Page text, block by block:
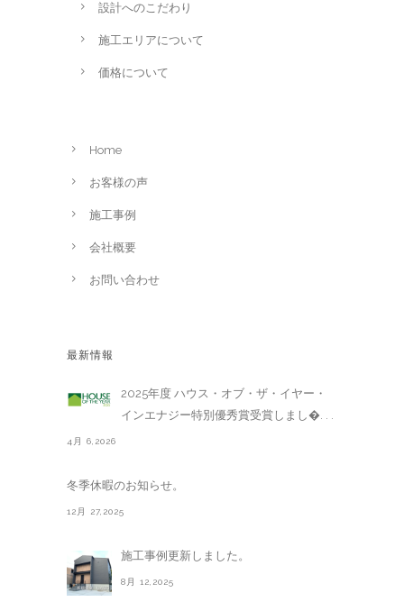
設計へのこだわり
施工エリアについて
価格について
Home
お客様の声
施工事例
会社概要
お問い合わせ
最新情報
2025年度 ハウス・オブ・ザ・イヤー・
インエナジー特別優秀賞受賞しまし�. . .
4月 6,2026
冬季休暇のお知らせ。
12月 27,2025
施工事例更新しました。
8月 12,2025